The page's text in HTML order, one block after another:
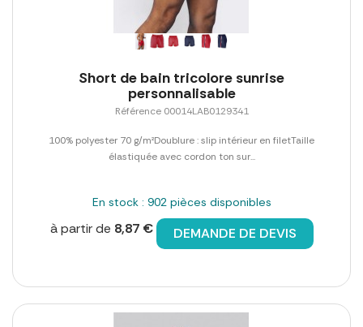
Short de bain tricolore sunrise
personnalisable
Référence 00014LAB0129341
100% polyester 70 g/m²Doublure : slip intérieur en filetTaille
élastiquée avec cordon ton sur...
En stock : 902 pièces disponibles
à partir de 8,87 € DEMANDE DE DEVIS